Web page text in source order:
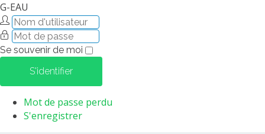
G-EAU
Se souvenir de moi
S'identifier
Mot de passe perdu
S'enregistrer